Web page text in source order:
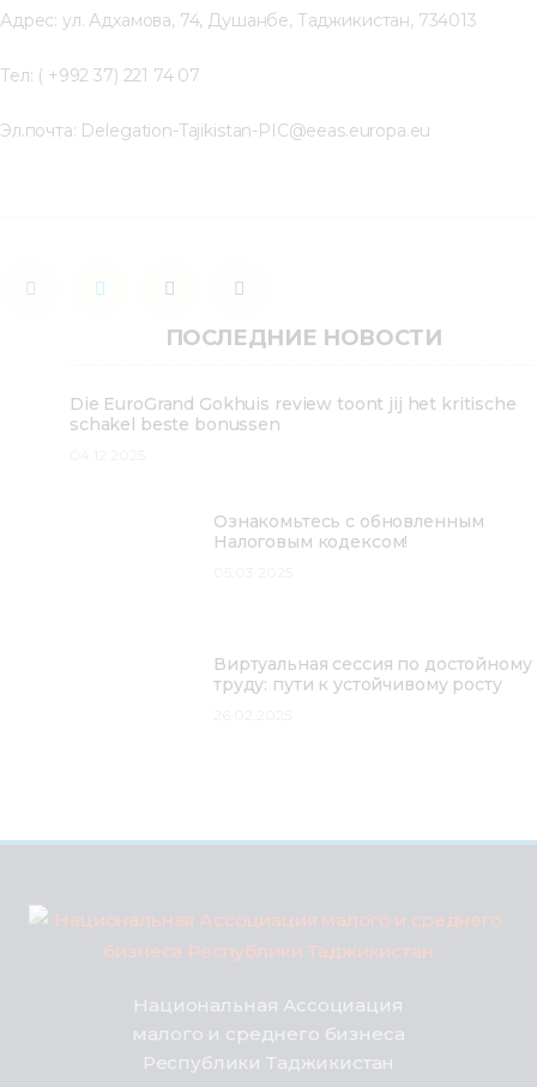
Адрес: ул. Адхамова, 74, Душанбе, Таджикистан, 734013
Тел: ( +992 37) 221 74 07
Эл.почта: Delegation-Tajikistan-PIC@eeas.europa.eu
ПОСЛЕДНИЕ НОВОСТИ
Die EuroGrand Gokhuis review toont jij het kritische
schakel beste bonussen
Ознакомьтесь с обновленным
Налоговым кодексом!
Виртуальная сессия по достойному
труду: пути к устойчивому росту
Национальная Ассоциация
малого и среднего бизнеса
Республики Таджикистан